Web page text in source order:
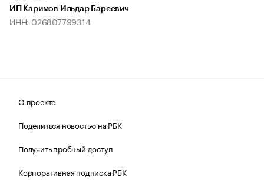
ИП Каримов Ильдар Бареевич
ИНН: 026807799314
О проекте
Поделиться новостью на РБК
Получить пробный доступ
Корпоративная подписка РБК